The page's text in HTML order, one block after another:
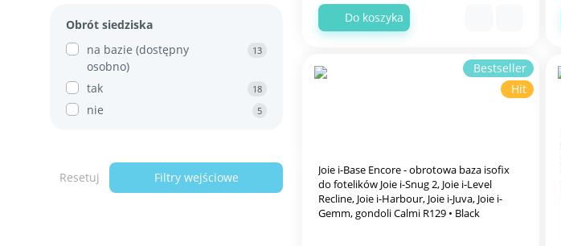
Obrót siedziska
na bazie (dostępny
osobno)
13
tak 18
nie 5
Resetuj Filtry wejściowe
Do koszyka
Bestseller
Hit
Joie i-Base Encore - obrotowa baza isofix
do fotelików Joie i-Snug 2, Joie i-Level
Recline, Joie i-Harbour, Joie i-Juva, Joie i-
Gemm, gondoli Calmi R129 • Black